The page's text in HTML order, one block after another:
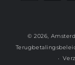
© 2026,